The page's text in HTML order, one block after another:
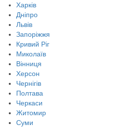
Харків
Дніпро
Львів
Запоріжжя
Кривий Ріг
Миколаїв
Вінниця
Херсон
Чернігів
Полтава
Черкаси
Житомир
Суми